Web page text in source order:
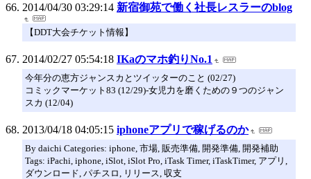
2014/04/30 03:29:14 新宿御苑で働く社長レスラーのblog
【DDT大会チケット情報】
2014/02/27 05:54:18 IKaのマホ釣りNo.1
今年分の恵方ジャンスカとツイッターのこと (02/27)
コミックマーケット83 (12/29)-女児力を磨くための９つのジャン
スカ (12/04)
2013/04/18 04:05:15 iphoneアプリで稼げるのか
By daichi Categories: iphone, 市場, 販売準備, 開発準備, 開発補助
Tags: iPachi, iphone, iSlot, iSlot Pro, iTask Timer, iTaskTimer, アプリ,
ダウンロード, パチスロ, リリース, 収支